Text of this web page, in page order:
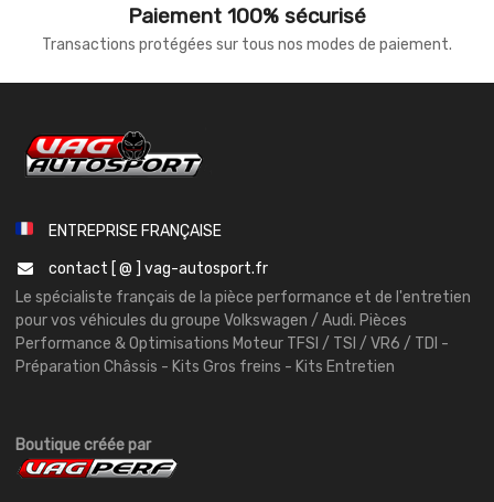
Paiement 100% sécurisé
Transactions protégées sur tous nos modes de paiement.
ENTREPRISE FRANÇAISE
contact [ @ ] vag-autosport.fr
Le spécialiste français de la pièce performance et de l'entretien
pour vos véhicules du groupe Volkswagen / Audi. Pièces
Performance & Optimisations Moteur TFSI / TSI / VR6 / TDI -
Préparation Châssis - Kits Gros freins - Kits Entretien
Boutique créée par